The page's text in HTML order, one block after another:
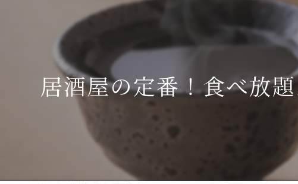
居酒屋の定番！食べ放